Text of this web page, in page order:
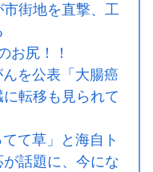
街地を直撃、工
尻！！
んを公表「大腸癌
転移も見られて
て草」と海自ト
話題に、今にな